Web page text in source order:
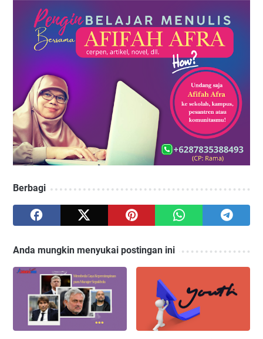
Berbagi
Anda mungkin menyukai postingan ini